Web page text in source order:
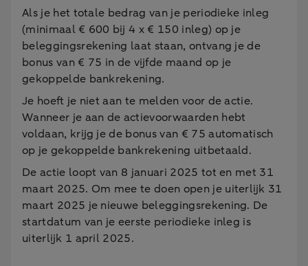
Als je het totale bedrag van je periodieke inleg
(minimaal € 600 bij 4 x € 150 inleg) op je
beleggingsrekening laat staan, ontvang je de
bonus van € 75 in de vijfde maand op je
gekoppelde bankrekening.
Je hoeft je niet aan te melden voor de actie.
Wanneer je aan de actievoorwaarden hebt
voldaan, krijg je de bonus van € 75 automatisch
op je gekoppelde bankrekening uitbetaald.
De actie loopt van 8 januari 2025 tot en met 31
maart 2025. Om mee te doen open je uiterlijk 31
maart 2025 je nieuwe beleggingsrekening. De
startdatum van je eerste periodieke inleg is
uiterlijk 1 april 2025.